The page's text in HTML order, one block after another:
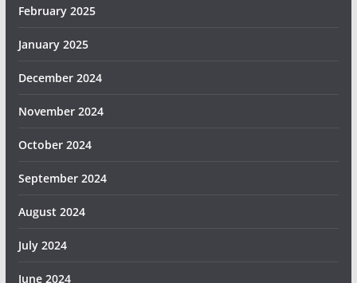
February 2025
January 2025
December 2024
November 2024
October 2024
September 2024
August 2024
July 2024
June 2024